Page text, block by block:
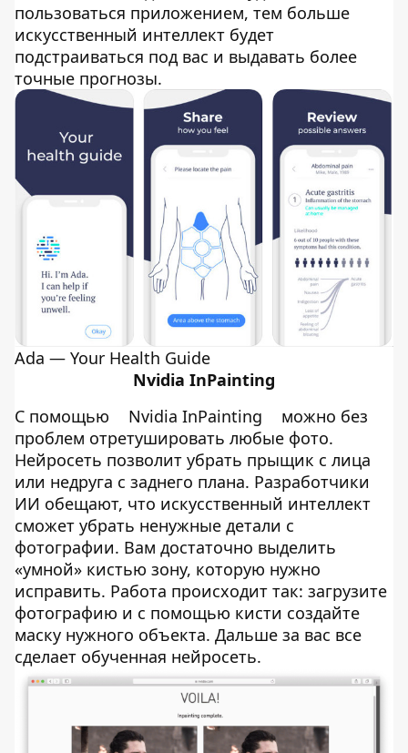
пользоваться приложением, тем больше
искусственный интеллект будет
подстраиваться под вас и выдавать более
точные прогнозы.
Ada — Your Health Guide
Nvidia InPainting
С помощью
Nvidia InPainting
можно без
проблем отретушировать любые фото.
Нейросеть позволит убрать прыщик с лица
или недруга с заднего плана. Разработчики
ИИ обещают, что искусственный интеллект
сможет убрать ненужные детали с
фотографии. Вам достаточно выделить
«умной» кистью зону, которую нужно
исправить. Работа происходит так: загрузите
фотографию и с помощью кисти создайте
маску нужного объекта. Дальше за вас все
сделает обученная нейросеть.